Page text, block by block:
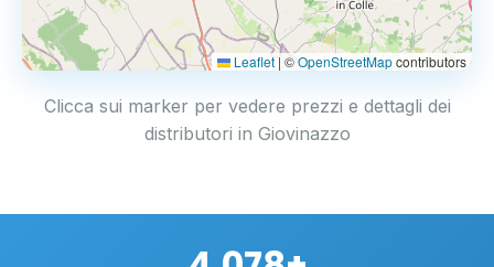
Leaflet | ©OpenStreetMapcontributors
Clicca sui marker per vedere prezzi e dettagli dei
distributori in Giovinazzo